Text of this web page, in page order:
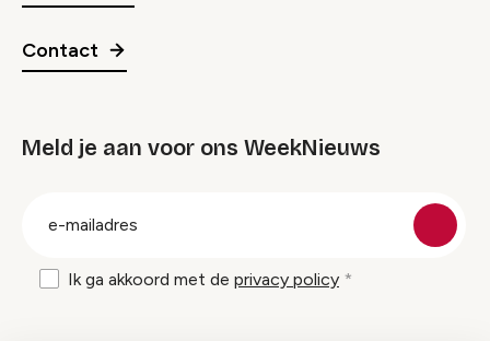
Contact
Meld je aan voor ons WeekNieuws
Ik ga akkoord met de privacy policy